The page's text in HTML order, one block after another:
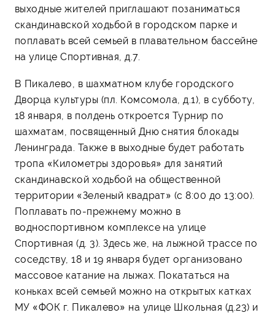
выходные жителей приглашают позаниматься
скандинавской ходьбой в городском парке и
поплавать всей семьей в плавательном бассейне
на улице Спортивная, д.7.
В Пикалево, в шахматном клубе городского
Дворца культуры (пл. Комсомола, д.1), в субботу,
18 января, в полдень откроется Турнир по
шахматам, посвященный Дню снятия блокады
Ленинграда. Также в выходные будет работать
тропа «Километры здоровья» для занятий
скандинавской ходьбой на общественной
территории «Зеленый квадрат» (с 8:00 до 13:00).
Поплавать по-прежнему можно в
водноспортивном комплексе на улице
Спортивная (д. 3). Здесь же, на лыжной трассе по
соседству, 18 и 19 января будет организовано
массовое катание на лыжах. Покататься на
коньках всей семьей можно на открытых катках
МУ «ФОК г. Пикалево» на улице Школьная (д.23) и